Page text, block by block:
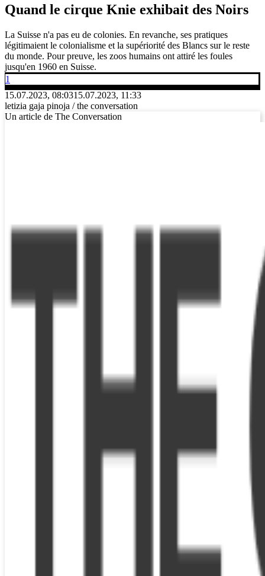
Quand le cirque Knie exhibait des Noirs
La Suisse n'a pas eu de colonies. En revanche, ses pratiques
légitimaient le colonialisme et la supériorité des Blancs sur le reste
du monde. Pour preuve, les zoos humains ont attiré les foules
jusqu'en 1960 en Suisse.
1
15.07.2023, 08:0315.07.2023, 11:33
letizia gaja pinoja / the conversation
Un article de The Conversation